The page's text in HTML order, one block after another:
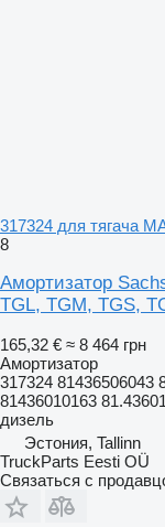
317324 для тягача
8
Амортизатор
TGL, TGM, TGS,
165,32 € ≈ 8 464 грн
Амортизатор
317324 81436506043
81436010163
дизель
Эстония, Tallinn
TruckParts Eesti OÜ
Связаться с